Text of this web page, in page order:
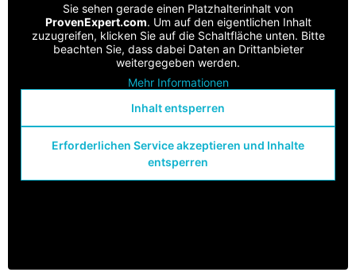
Sie sehen gerade einen Platzhalterinhalt von
ProvenExpert.com. Um auf den eigentlichen Inhalt
zuzugreifen, klicken Sie auf die Schaltfläche unten. Bitte
beachten Sie, dass dabei Daten an Drittanbieter
weitergegeben werden.
Mehr Informationen
Inhalt entsperren
Erforderlichen Service akzeptieren und Inhalte
entsperren